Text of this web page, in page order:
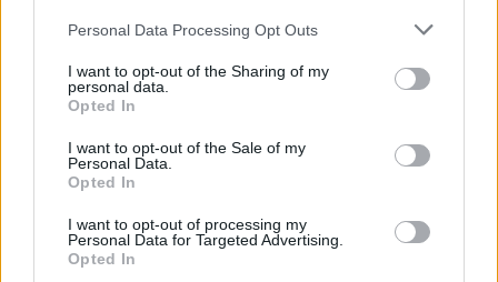
Personal Data Processing Opt Outs
I want to opt-out of the Sharing of my
personal data.
Opted In
I want to opt-out of the Sale of my
Personal Data.
Opted In
I want to opt-out of processing my
Personal Data for Targeted Advertising.
Opted In
Username or E-mail
Password